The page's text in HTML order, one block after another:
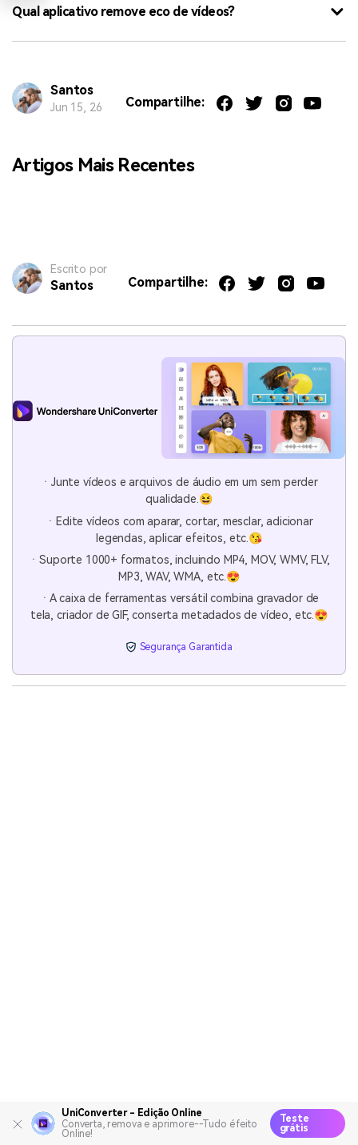
Qual aplicativo remove eco de vídeos?
Santos
Jun 15, 26 Compartilhe:
Artigos Mais Recentes
Escrito por
Santos Compartilhe:
ㆍJunte vídeos e arquivos de áudio em um sem perder
qualidade.😆
ㆍEdite vídeos com aparar, cortar, mesclar, adicionar
legendas, aplicar efeitos, etc.😘
ㆍSuporte 1000+ formatos, incluindo MP4, MOV, WMV, FLV,
MP3, WAV, WMA, etc.😍
ㆍA caixa de ferramentas versátil combina gravador de
tela, criador de GIF, conserta metadados de vídeo, etc.😍
Segurança Garantida
UniConverter - Edição Online
Converta, remova e aprimore--Tudo é feito
Online!
Teste
grátis